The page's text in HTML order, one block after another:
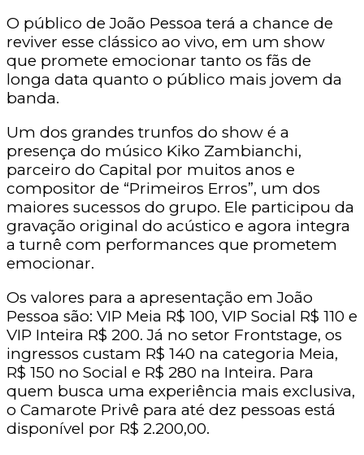
O público de João Pessoa terá a chance de
reviver esse clássico ao vivo, em um show
que promete emocionar tanto os fãs de
longa data quanto o público mais jovem da
banda.
Um dos grandes trunfos do show é a
presença do músico Kiko Zambianchi,
parceiro do Capital por muitos anos e
compositor de “Primeiros Erros”, um dos
maiores sucessos do grupo. Ele participou da
gravação original do acústico e agora integra
a turnê com performances que prometem
emocionar.
Os valores para a apresentação em João
Pessoa são: VIP Meia R$ 100, VIP Social R$ 110 e
VIP Inteira R$ 200. Já no setor Frontstage, os
ingressos custam R$ 140 na categoria Meia,
R$ 150 no Social e R$ 280 na Inteira. Para
quem busca uma experiência mais exclusiva,
o Camarote Privê para até dez pessoas está
disponível por R$ 2.200,00.